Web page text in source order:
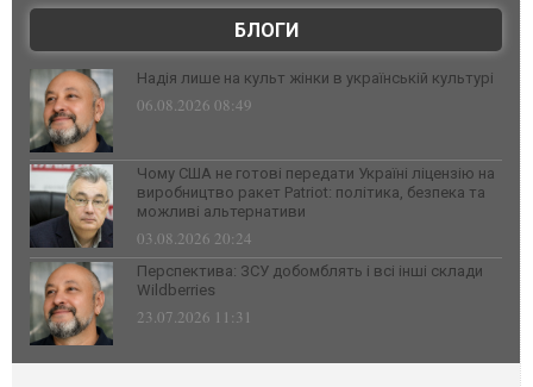
БЛОГИ
Надія лише на культ жінки в українській культурі
06.08.2026 08:49
Чому США не готові передати Україні ліцензію на
виробництво ракет Patriot: політика, безпека та
можливі альтернативи
03.08.2026 20:24
Перспектива: ЗСУ добомблять і всі інші склади
Wildberries
23.07.2026 11:31